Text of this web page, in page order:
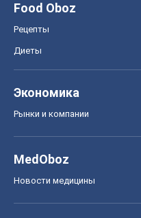
Food Oboz
Рецепты
Диеты
Экономика
Рынки и компании
MedOboz
Новости медицины